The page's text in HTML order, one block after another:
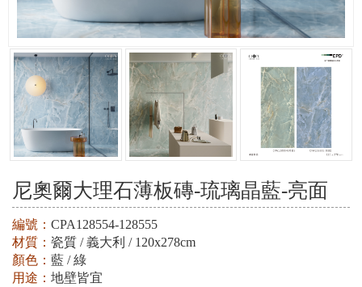
尼奧爾大理石薄板磚-琉璃晶藍-亮面
編號： CPA128554-128555
材質： 瓷質 / 義大利 / 120x278cm
顏色： 藍 / 綠
用途： 地壁皆宜